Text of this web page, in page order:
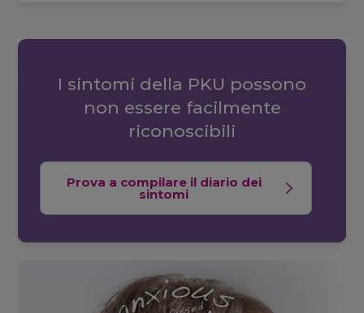
I sintomi della PKU possono
non essere facilmente
riconoscibili
Prova a compilare il diario dei
sintomi